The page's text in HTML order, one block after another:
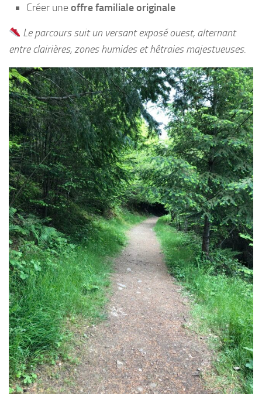
Créer uneoffre familiale originale
Le parcours suit un versant exposé ouest, alternant
entre clairières, zones humides et hêtraies majestueuses.